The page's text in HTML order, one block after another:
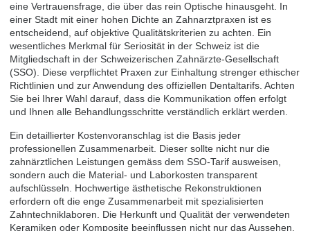
eine Vertrauensfrage, die über das rein Optische hinausgeht. In
einer Stadt mit einer hohen Dichte an Zahnarztpraxen ist es
entscheidend, auf objektive Qualitätskriterien zu achten. Ein
wesentliches Merkmal für Seriosität in der Schweiz ist die
Mitgliedschaft in der Schweizerischen Zahnärzte-Gesellschaft
(SSO). Diese verpflichtet Praxen zur Einhaltung strenger ethischer
Richtlinien und zur Anwendung des offiziellen Dentaltarifs. Achten
Sie bei Ihrer Wahl darauf, dass die Kommunikation offen erfolgt
und Ihnen alle Behandlungsschritte verständlich erklärt werden.
Ein detaillierter Kostenvoranschlag ist die Basis jeder
professionellen Zusammenarbeit. Dieser sollte nicht nur die
zahnärztlichen Leistungen gemäss dem SSO-Tarif ausweisen,
sondern auch die Material- und Laborkosten transparent
aufschlüsseln. Hochwertige ästhetische Rekonstruktionen
erfordern oft die enge Zusammenarbeit mit spezialisierten
Zahntechniklaboren. Die Herkunft und Qualität der verwendeten
Keramiken oder Komposite beeinflussen nicht nur das Aussehen,